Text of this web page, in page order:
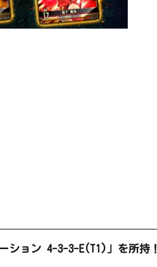
ション 4-3-3-E(T1)」を所持！